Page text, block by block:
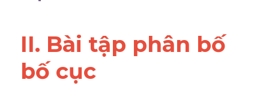
II. Bài tập phân bố
bố cục